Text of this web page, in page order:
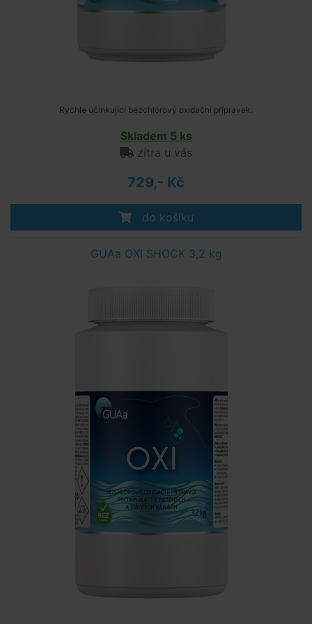
Rychle účinkující bezchlórový oxidační přípravek.
Skladem 5 ks
zítra u vás
729,- Kč
do košíku
GUAa OXI SHOCK 3,2 kg